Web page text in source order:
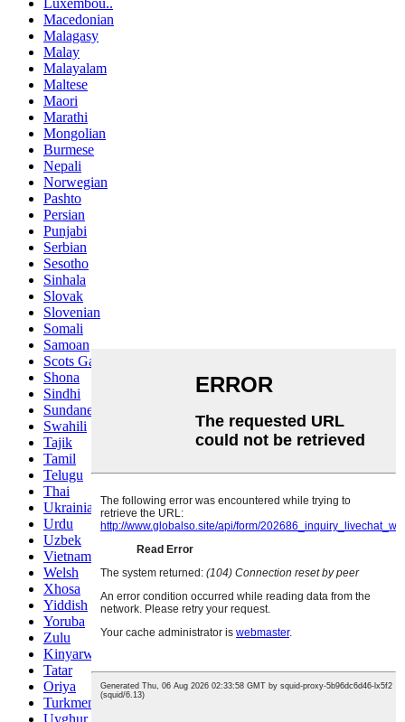
Luxembou..
Macedonian
Malagasy
Malay
Malayalam
Maltese
Maori
Marathi
Mongolian
Burmese
Nepali
Norwegian
Pashto
Persian
Punjabi
Serbian
Sesotho
Sinhala
Slovak
Slovenian
Somali
Samoan
Scots Gaelic
Shona
Sindhi
Sundanese
Swahili
Tajik
Tamil
Telugu
Thai
Ukrainian
Urdu
Uzbek
Vietnamese
Welsh
Xhosa
Yiddish
Yoruba
Zulu
Kinyarwanda
Tatar
Oriya
Turkmen